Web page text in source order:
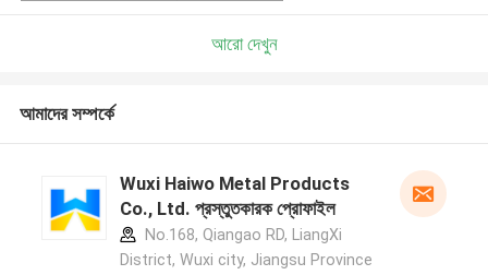
আরো দেখুন
আমাদের সম্পর্কে
Wuxi Haiwo Metal Products
Co., Ltd. প্রস্তুতকারক প্রোফাইল
No.168, Qiangao RD, LiangXi
District, Wuxi city, Jiangsu Province